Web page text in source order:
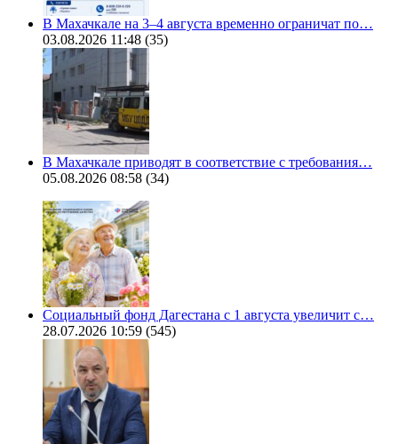
В Махачкале на 3–4 августа временно ограничат по…
03.08.2026 11:48 (35)
В Махачкале приводят в соответствие с требования…
05.08.2026 08:58 (34)
Социальный фонд Дагестана с 1 августа увеличит с…
28.07.2026 10:59 (545)